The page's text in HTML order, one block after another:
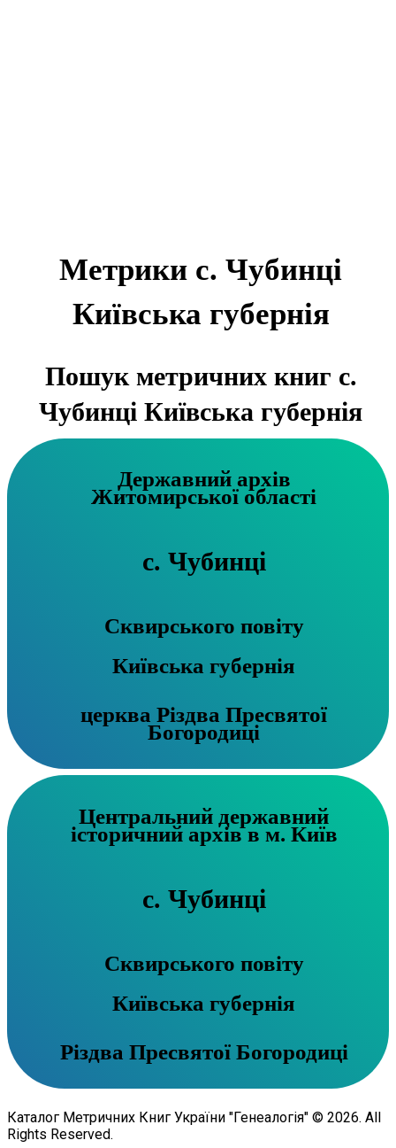
Метрики с. Чубинці
Київська губернія
Пошук метричних книг с.
Чубинці Київська губернія
Державний архів
Житомирської області
с. Чубинці
Сквирського повіту
Київська губернія
церква Різдва Пресвятої
Богородиці
Центральний державний
історичний архів в м. Київ
с. Чубинці
Сквирського повіту
Київська губернія
Різдва Пресвятої Богородиці
Каталог Метричних Книг України "Генеалогія" © 2026. All
Rights Reserved.